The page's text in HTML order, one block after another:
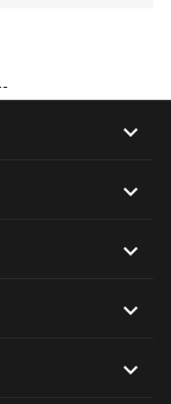




